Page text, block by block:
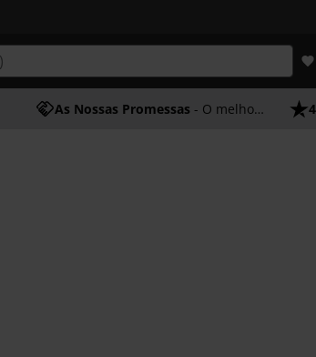
As Nossas Promessas - O melhor atendimento